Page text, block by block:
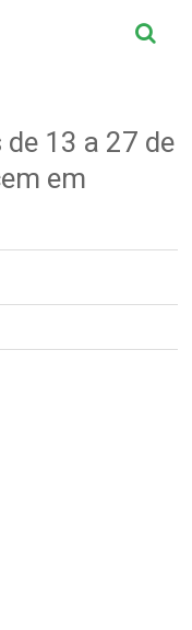
13 a 27 de
em